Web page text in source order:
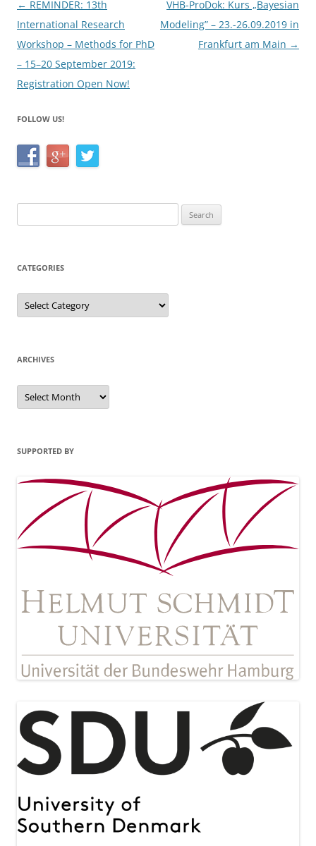
k
Post
navigation
← REMINDER: 13th
International Research
Workshop – Methods for PhD
– 15–20 September 2019:
Registration Open Now!
VHB-ProDok: Kurs „Bayesian
Modeling” – 23.-26.09.2019 in
Frankfurt am Main →
FOLLOW US!
for:
CATEGORIES
Categories
ARCHIVES
Archives
SUPPORTED BY